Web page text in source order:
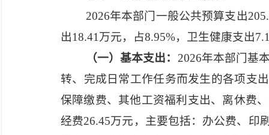
2026年本部门一般公共预算支出
出18.41万元，占8.95%，卫生健康支出
（一）基本支出： 2026年本部门基
转、完成日常工作任务而发生的各项支
保障缴费、其他工资福利支出、离休费
经费26.45万元，主要包括：办公费、印